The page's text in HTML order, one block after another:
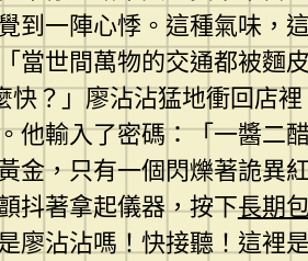
到一陣心悸。這種氣味，
當世間萬物的交通都被麵
？」廖沾沾猛地衝回店
他輸入了密碼：「一醬二
金，只有一個閃爍著詭異
抖著拿起儀器，按下長期
廖沾沾嗎！快接聽！這